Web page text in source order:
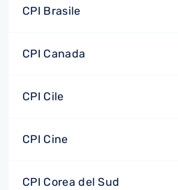
CPI Brasile
CPI Canada
CPI Cile
CPI Cine
CPI Corea del Sud